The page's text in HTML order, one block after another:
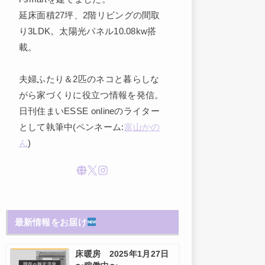
延床面積27坪、2階リビングの間取
り3LDK。太陽光パネル10.08kw搭
載。
夫婦ふたり＆2匹のネコと暮らしな
がら家づくりに役立つ情報を発信。
日刊住まいESSE onlineのライター
として執筆中(ペンネーム:富山かの
ん)
最新情報をお届け
床暖房 2025年1月27日